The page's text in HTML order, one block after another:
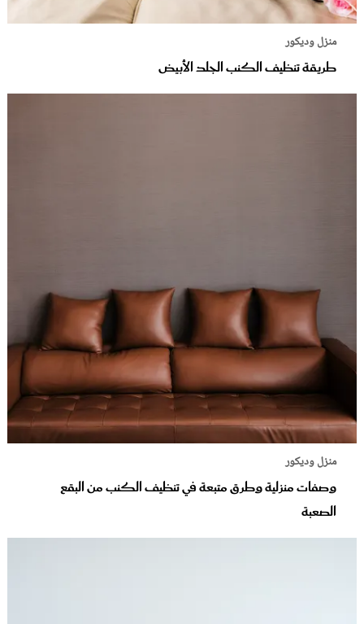
منزل وديكور
طريقة تنظيف الكنب الجلد الأبيض
منزل وديكور
وصفات منزلية وطرق متبعة في تنظيف الكنب من البقع
الصعبة